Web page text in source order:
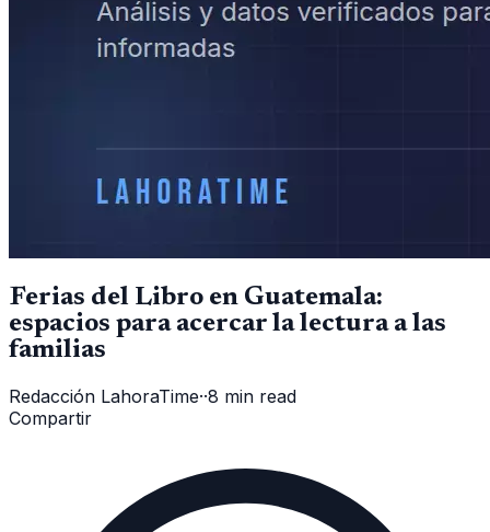
Ferias del Libro en Guatemala:
espacios para acercar la lectura a las
familias
Redacción LahoraTime··8 min read
Compartir